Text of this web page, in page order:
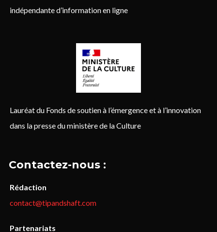
indépendante d’information en ligne
Lauréat du Fonds de soutien à l’émergence et à l’innovation
dans la presse du ministère de la Culture
Contactez-nous :
Rédaction
contact@tipandshaft.com
Partenariats